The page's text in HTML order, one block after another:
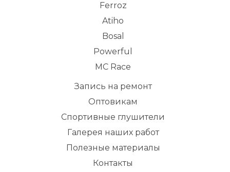
Ferroz
Atiho
Bosal
Powerful
MC Race
Запись на ремонт
Оптовикам
Спортивные глушители
Галерея наших работ
Полезные материалы
Контакты